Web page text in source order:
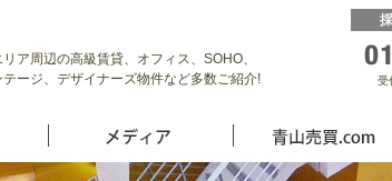
ア周辺の高級賃貸、オフィス、SOHO、
テージ、デザイナーズ物件など多数ご紹介!
受